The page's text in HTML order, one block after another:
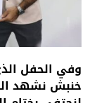
وفي الحفل
خنبش نشهد